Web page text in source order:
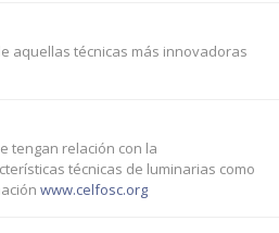
aquellas técnicas más innovadoras
tengan relación con la
técnicas de luminarias como
www.celfosc.org